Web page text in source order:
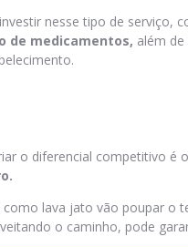
nesse tipo de serviço,
de medicamentos, além
o diferencial competitivo é
como lava jato vão poupar o
o caminho, pode